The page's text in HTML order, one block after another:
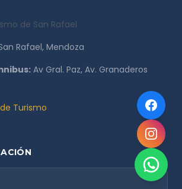
de San Rafael
Rafael, Mendoza
Av Gral. Paz, Av. Granaderos
Turismo